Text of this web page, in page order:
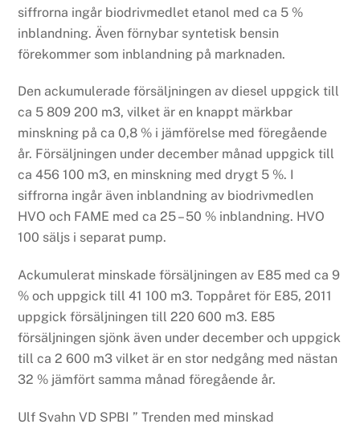
siffrorna ingår biodrivmedlet etanol med ca 5 %
inblandning. Även förnybar syntetisk bensin
förekommer som inblandning på marknaden.
Den ackumulerade försäljningen av diesel uppgick till
ca 5 809 200 m3, vilket är en knappt märkbar
minskning på ca 0,8 % i jämförelse med föregående
år. Försäljningen under december månad uppgick till
ca 456 100 m3, en minskning med drygt 5 %. I
siffrorna ingår även inblandning av biodrivmedlen
HVO och FAME med ca 25 – 50 % inblandning. HVO
100 säljs i separat pump.
Ackumulerat minskade försäljningen av E85 med ca 9
% och uppgick till 41 100 m3. Toppåret för E85, 2011
uppgick försäljningen till 220 600 m3. E85
försäljningen sjönk även under december och uppgick
till ca 2 600 m3 vilket är en stor nedgång med nästan
32 % jämfört samma månad föregående år.
Ulf Svahn VD SPBI ” Trenden med minskad